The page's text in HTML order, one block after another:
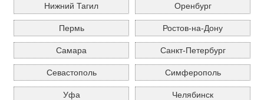
Нижний Тагил Оренбург
Пермь Ростов-на-Дону
Самара Санкт-Петербург
Севастополь Симферополь
Уфа Челябинск